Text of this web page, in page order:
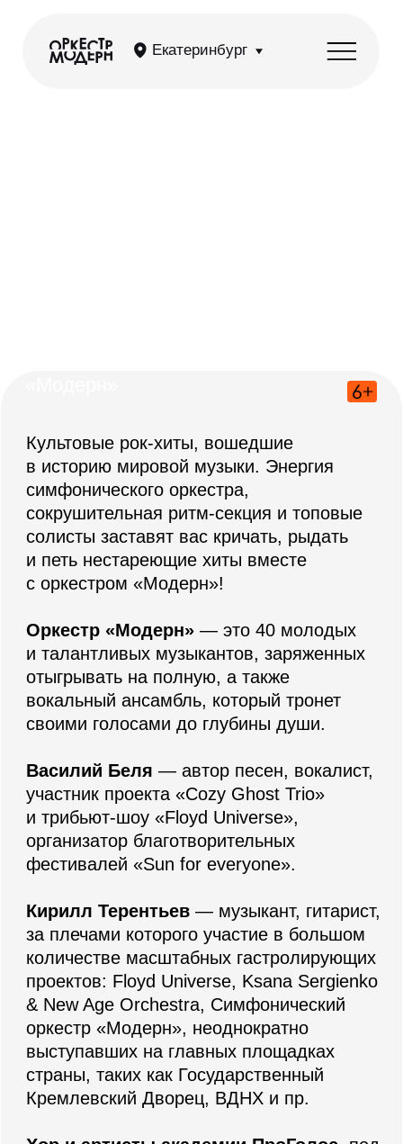
Оркестр «Модерн»— это 40 молодых
и талантливых музыкантов, заряженных
отыгрывать на полную, а также
вокальный ансамбль, который тронет
своими голосами до глубины души.
— автор песен, вокалист,
участник проекта «Cozy Ghost Trio»
и трибьют-шоу «Floyd Universe»,
Кирилл Терентьев — музыкант, гитарист,
за плечами которого участие в большом
количестве масштабных гастролирующих
проектов: Floyd Universe, Ksana Sergienko
& New Age Orchestra, Симфонический
оркестр «Модерн», неоднократно
страны, таких как Государственный
Кремлевский Дворец, ВДНХ и пр.
Хор и артисты академии ПроГолос, под
руководством учредителя — Ани
Нагапетян
ПроГолос — это лидеры в сфере
академии ведут занятия по более чем 30
направлениям, например:
Вокал, гитара, фортепиано, актерское
мастерство, барабаны и несколько
уникальных направлений, таких как
битбокс и фокусы!
Каждый преподаватель — звезда
и является частью самых мощных
музыкальных проектов страны, таких как
Lab с Антоном Беляевом, музыкальный
форум Агутина, шоу Голос на первом
канале и "Ну ка все вместе" на Россия 1.
В этот вечер вы услышите хиты Led